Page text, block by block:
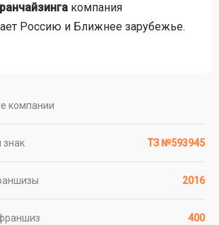
компания
Россию и Ближнее зарубежье.
компании
знак ТЗ №593945
2016
400